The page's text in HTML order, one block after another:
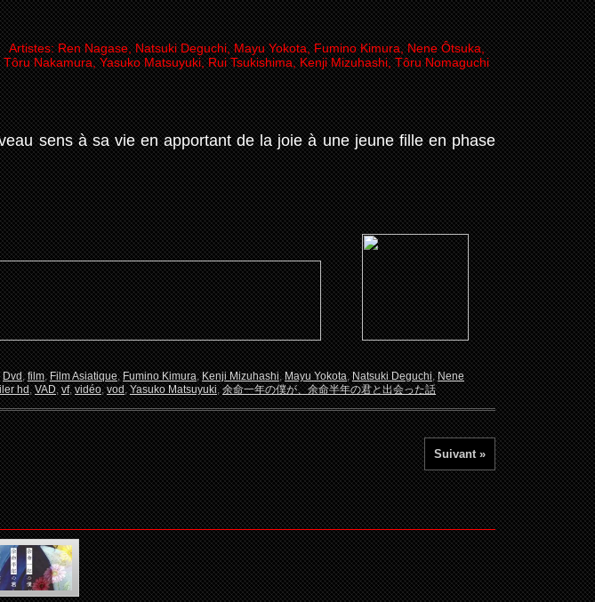
Artistes:Ren Nagase, Natsuki Deguchi, Mayu Yokota, Fumino Kimura, Nene Ôtsuka,
Tôru Nakamura, Yasuko Matsuyuki, Rui Tsukishima, Kenji Mizuhashi, Tôru Nomaguchi
sens à sa vie en apportant de la joie à une jeune fille en phase
Dvd,film,Film Asiatique,Fumino Kimura,Kenji Mizuhashi,Mayu Yokota,Natsuki Deguchi,Nene
hd,VAD,vf,vidéo,vod,Yasuko Matsuyuki,余命一年の僕が、余命半年の君と出会った話
Suivant »